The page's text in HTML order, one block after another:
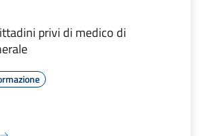
privi di medico di